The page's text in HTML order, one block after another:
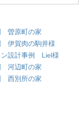
曽原町の家
伊賀肉の駒井様
ン設計事例 Liel様
河辺町の家
西別所の家